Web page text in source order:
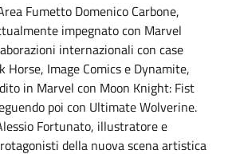
Fumetto Domenico Carbone,
impegnato con Marvel
internazionali con case
Horse, Image Comics e Dynamite,
in Marvel con Moon Knight: Fist
poi con Ultimate Wolverine.
Fortunato, illustratore e
della nuova scena artistica